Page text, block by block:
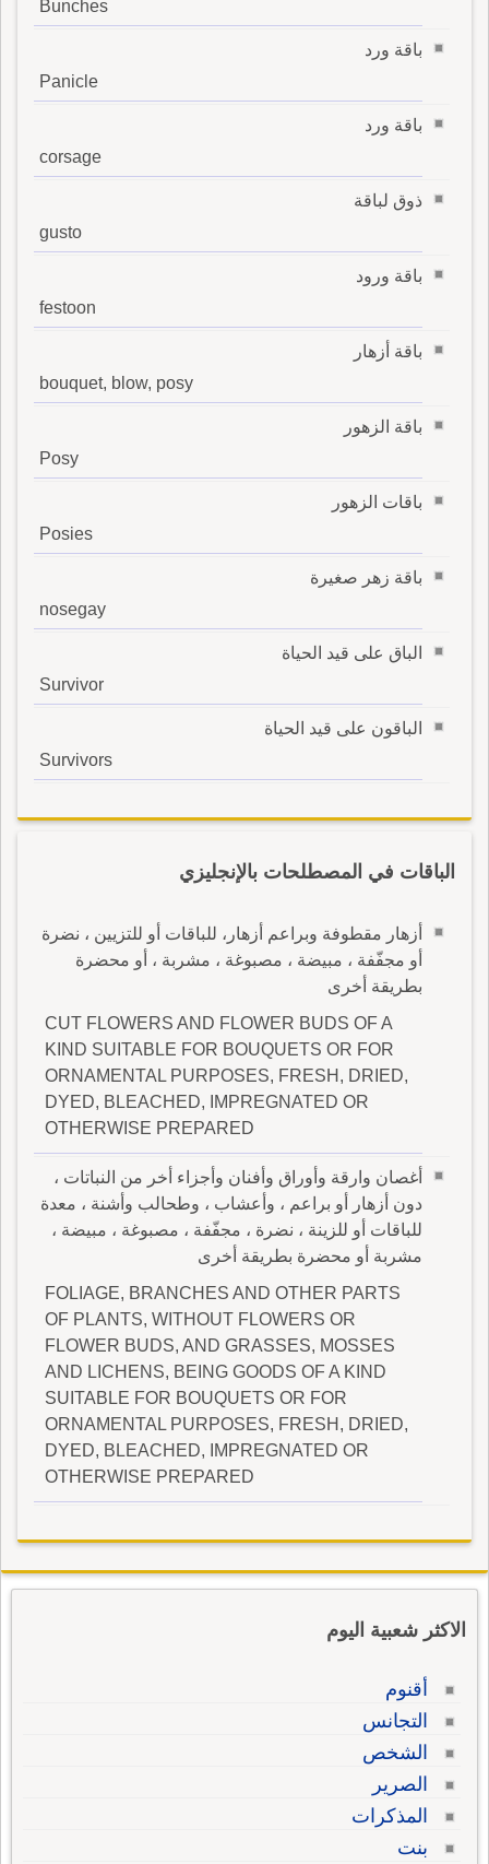
Bunches
باقة ورد
Panicle
باقة ورد
corsage
ذوق لباقة
gusto
باقة ورود
festoon
باقة أزهار
bouquet, blow, posy
باقة الزهور
Posy
باقات الزهور
Posies
باقة زهر صغيرة
nosegay
الباق على قيد الحياة
Survivor
الباقون على قيد الحياة
Survivors
الباقات في المصطلحات بالإنجليزي
أزهار مقطوفة وبراعم أزهار، للباقات أو للتزيين ، نضرة
أو مجفّفة ، مبيضة ، مصبوغة ، مشربة ، أو محضرة
بطريقة أخرى
CUT FLOWERS AND FLOWER BUDS OF A
KIND SUITABLE FOR BOUQUETS OR FOR
ORNAMENTAL PURPOSES, FRESH, DRIED,
DYED, BLEACHED, IMPREGNATED OR
OTHERWISE PREPARED
أغصان وارقة وأوراق وأفنان وأجزاء أخر من النباتات ،
دون أزهار أو براعم ، وأعشاب ، وطحالب وأشنة ، معدة
للباقات أو للزينة ، نضرة ، مجفّفة ، مصبوغة ، مبيضة ،
مشربة أو محضرة بطريقة أخرى
FOLIAGE, BRANCHES AND OTHER PARTS
OF PLANTS, WITHOUT FLOWERS OR
FLOWER BUDS, AND GRASSES, MOSSES
AND LICHENS, BEING GOODS OF A KIND
SUITABLE FOR BOUQUETS OR FOR
ORNAMENTAL PURPOSES, FRESH, DRIED,
DYED, BLEACHED, IMPREGNATED OR
OTHERWISE PREPARED
الاكثر شعبية اليوم
أقنوم
التجانس
الشخص
الصرير
المذكرات
بنت